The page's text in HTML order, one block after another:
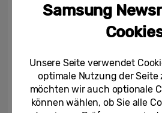
Beta-
Galaxy
Noch
noch
8.5 Beta
08.12.2025
Samsung
Unsere Seite verwendet
optimale Nutzung der Seite
möchten wir auch optionale
können wählen, ob Sie alle